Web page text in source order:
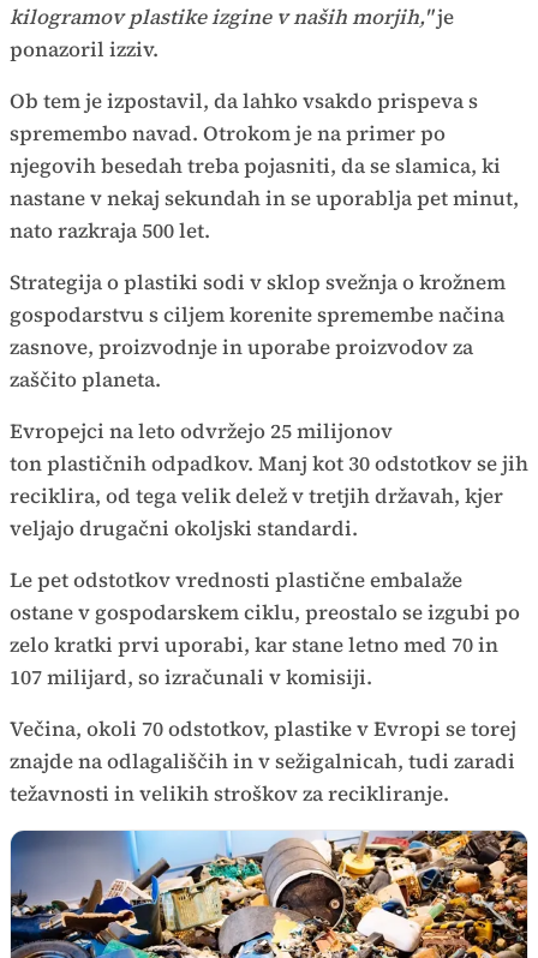
kilogramov plastike izgine v naših morjih,"je
ponazoril izziv.
Ob tem je izpostavil, da lahko vsakdo prispeva s
spremembo navad. Otrokom je na primer po
njegovih besedah treba pojasniti, da se slamica, ki
nastane v nekaj sekundah in se uporablja pet minut,
nato razkraja 500 let.
Strategija o plastiki sodi v sklop svežnja o krožnem
gospodarstvu s ciljem korenite spremembe načina
zasnove, proizvodnje in uporabe proizvodov za
zaščito planeta.
Evropejci na leto odvržejo 25 milijonov
ton plastičnih odpadkov. Manj kot 30 odstotkov se jih
reciklira, od tega velik delež v tretjih državah, kjer
veljajo drugačni okoljski standardi.
Le pet odstotkov vrednosti plastične embalaže
ostane v gospodarskem ciklu, preostalo se izgubi po
zelo kratki prvi uporabi, kar stane letno med 70 in
107 milijard, so izračunali v komisiji.
Večina, okoli 70 odstotkov, plastike v Evropi se torej
znajde na odlagališčih in v sežigalnicah, tudi zaradi
težavnosti in velikih stroškov za recikliranje.